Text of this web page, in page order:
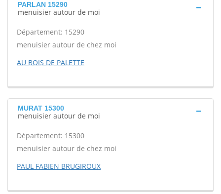
PARLAN 15290
menuisier autour de moi
Département: 15290
menuisier autour de chez moi
AU BOIS DE PALETTE
MURAT 15300
menuisier autour de moi
Département: 15300
menuisier autour de chez moi
PAUL FABIEN BRUGIROUX